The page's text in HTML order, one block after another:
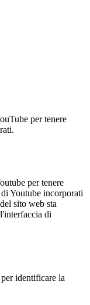
per tenere
per tenere
Youtube incorporati
sito web sta
di
identificare la